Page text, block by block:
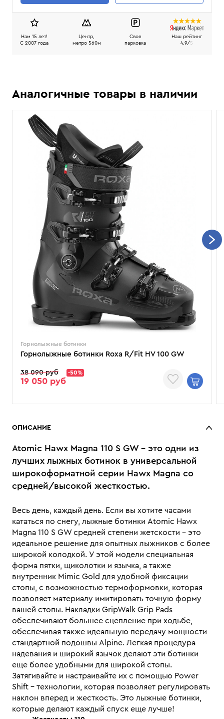
Нам 15 лет!
C 2007 года
Центр,
метро 560м
Своя
парковка
Наш рейтинг
4.9/5
Аналогичные товары в наличии
Горнолыжные ботинки
Горнолыжные ботинки Roxa R/Fit HV 100 GW
38 090 руб -50%
19 050 руб
ОПИСАНИЕ
Atomic Hawx Magna 110 S GW – это одни из
лучших лыжных ботинок в универсальной
широкоформатной серии Hawx Magna co
средней/высокой жесткостью.
Весь день, каждый день. Если вы хотите часами
кататься по снегу, лыжные ботинки Atomic Hawx
Magna 110 S GW средней степени жетскости – это
идеальное решение для опытных лыжников с более
широкой колодкой. У этой модели специальная
форма пятки, щиколотки и язычка, а также
внутренник Mimic Gold для удобной фиксации
стопы, с возможностью термоформовки, которая
позволяет материалу имитировать точную форму
вашей стопы. Накладки GripWalk Grip Pads
обеспечивают большее сцепление при ходьбе,
обеспечивая также идеальную передачу мощности
стандартной подошвы Alpine. Легкая процедура
надевания и широкий язычок делают эти ботинки
еще более удобными для широкой стопы.
Затягивайте и настраивайте их с помощью Power
Shift – технологии, которая позволяет регулировать
наклон вперед и жесткость. Это лыжные ботинки,
которые делают каждый спуск еще лучше!